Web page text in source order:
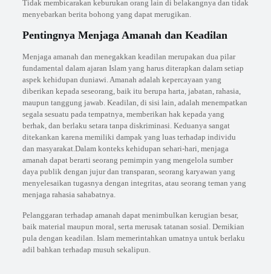
Tidak membicarakan keburukan orang lain di belakangnya dan tidak
menyebarkan berita bohong yang dapat merugikan.
Pentingnya Menjaga Amanah dan Keadilan
Menjaga amanah dan menegakkan keadilan merupakan dua pilar
fundamental dalam ajaran Islam yang harus diterapkan dalam setiap
aspek kehidupan duniawi. Amanah adalah kepercayaan yang
diberikan kepada seseorang, baik itu berupa harta, jabatan, rahasia,
maupun tanggung jawab. Keadilan, di sisi lain, adalah menempatkan
segala sesuatu pada tempatnya, memberikan hak kepada yang
berhak, dan berlaku setara tanpa diskriminasi. Keduanya sangat
ditekankan karena memiliki dampak yang luas terhadap individu
dan masyarakat.Dalam konteks kehidupan sehari-hari, menjaga
amanah dapat berarti seorang pemimpin yang mengelola sumber
daya publik dengan jujur dan transparan, seorang karyawan yang
menyelesaikan tugasnya dengan integritas, atau seorang teman yang
menjaga rahasia sahabatnya.
Pelanggaran terhadap amanah dapat menimbulkan kerugian besar,
baik material maupun moral, serta merusak tatanan sosial. Demikian
pula dengan keadilan. Islam memerintahkan umatnya untuk berlaku
adil bahkan terhadap musuh sekalipun.